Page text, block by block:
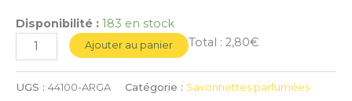
Disponibilité : 183 en stock
Ajouter au panier Total : 2,80€
UGS : 44100-ARGA Catégorie : Savonnettes parfumées